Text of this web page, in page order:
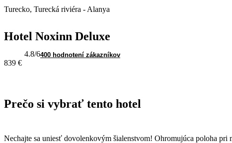
Turecko, Turecká riviéra - Alanya
Hotel Noxinn Deluxe
4.8/6400 hodnotení zákazníkov
839 €
Prečo si vybrať tento hotel
Nechajte sa uniesť dovolenkovým šialenstvom! Ohromujúca poloha